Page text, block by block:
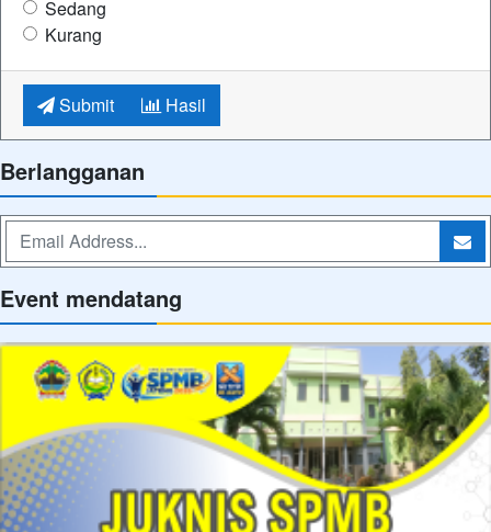
Sedang
Kurang
Submit Hasil
Berlangganan
Event mendatang